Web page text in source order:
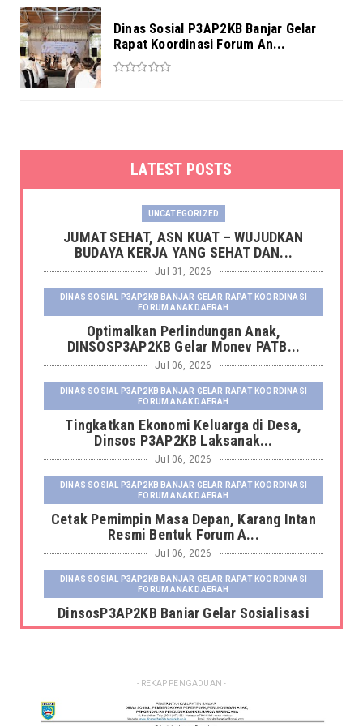
Dinas Sosial P3AP2KB Banjar Gelar
Rapat Koordinasi Forum An...
LATEST POSTS
UNCATEGORIZED
JUMAT SEHAT, ASN KUAT – WUJUDKAN
BUDAYA KERJA YANG SEHAT DAN...
Jul 31, 2026
DINAS SOSIAL P3AP2KB BANJAR GELAR RAPAT KOORDINASI
FORUM ANAK DAERAH
Optimalkan Perlindungan Anak,
DINSOSP3AP2KB Gelar Monev PATB...
Jul 06, 2026
DINAS SOSIAL P3AP2KB BANJAR GELAR RAPAT KOORDINASI
FORUM ANAK DAERAH
Tingkatkan Ekonomi Keluarga di Desa,
Dinsos P3AP2KB Laksanak...
Jul 06, 2026
DINAS SOSIAL P3AP2KB BANJAR GELAR RAPAT KOORDINASI
FORUM ANAK DAERAH
Cetak Pemimpin Masa Depan, Karang Intan
Resmi Bentuk Forum A...
Jul 06, 2026
DINAS SOSIAL P3AP2KB BANJAR GELAR RAPAT KOORDINASI
FORUM ANAK DAERAH
DinsosP3AP2KB Banjar Gelar Sosialisasi
Pemutakhiran dan Pemb...
FORUM ANAK DAERAH
Kepala Dinas Sosial P3AP2KB Kabupaten
Banjar Serahkan Fasili...
- REKAP PENGADUAN -